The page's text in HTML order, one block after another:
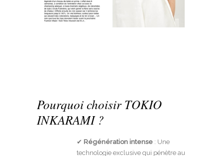
Pourquoi choisir TOKIO
INKARAMI ?
✔ Régénération intense : Une
technologie exclusive qui pénètre au